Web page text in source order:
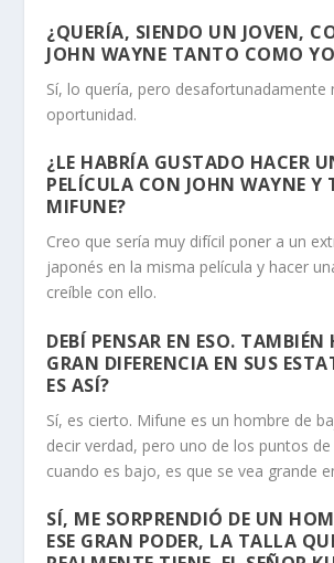
¿QUERÍA, SIENDO UN JOVEN,
JOHN WAYNE TANTO COMO
Sí, lo quería, pero desafortunadamente
oportunidad.
¿LE HABRÍA GUSTADO HACER
PELÍCULA CON JOHN WAYNE Y
MIFUNE?
Creo que sería muy difícil poner a un
japonés en la misma película y hacer
creíble con ello.
DEBÍ PENSAR EN ESO.
GRAN DIFERENCIA EN SUS
ES ASÍ?
Sí, es cierto. Mifune es un hombre de
decir verdad, pero uno de los puntos
cuando es bajo, es que se vea grande
SÍ, ME SORPRENDIÓ DE UN
ESE GRAN PODER, LA TALLA